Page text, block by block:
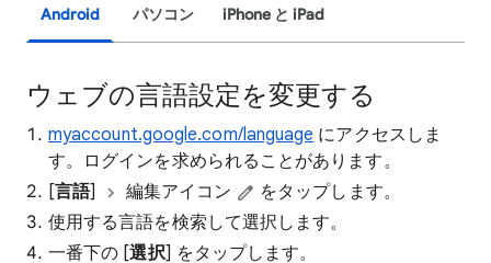
Android パソコン iPhone と iPad
ウェブの言語設定を変更する
myaccount.google.com/language にアクセスしま
す。ログインを求められることがあります。
[言語] 編集アイコン
をタップします。
使用する言語を検索して選択します。
一番下の [選択] をタップします。